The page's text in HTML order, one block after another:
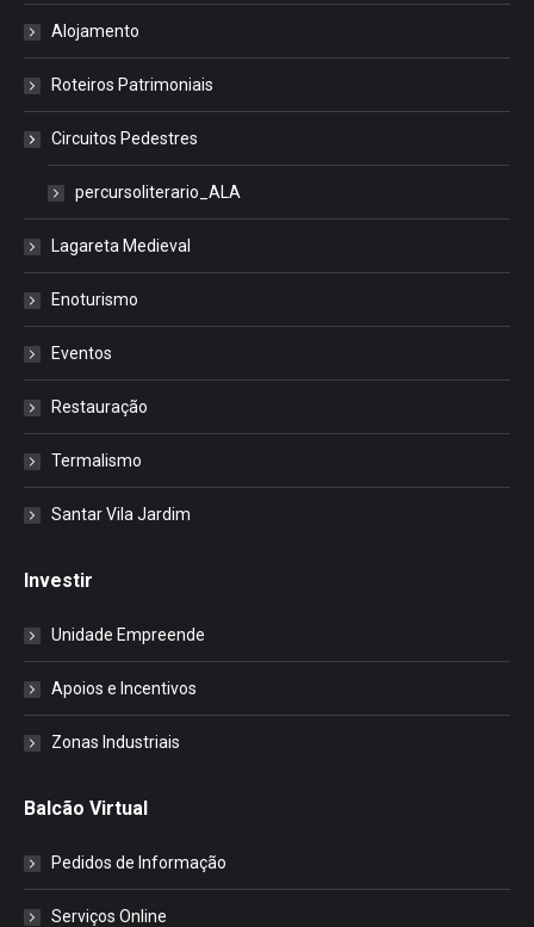
Alojamento
Roteiros Patrimoniais
Circuitos Pedestres
percursoliterario_ALA
Lagareta Medieval
Enoturismo
Eventos
Restauração
Termalismo
Santar Vila Jardim
Investir
Unidade Empreende
Apoios e Incentivos
Zonas Industriais
Balcão Virtual
Pedidos de Informação
Serviços Online